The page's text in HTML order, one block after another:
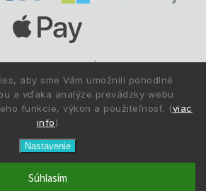
aby sme Vám umožnili pohodlné
a vďaka analýze prevádzky webu
funkcie, výkon a použiteľnosť. (viac
info)
Nastavenie
Súhlasím
2026 Deltastav.sk|
.
práva vyhradené.